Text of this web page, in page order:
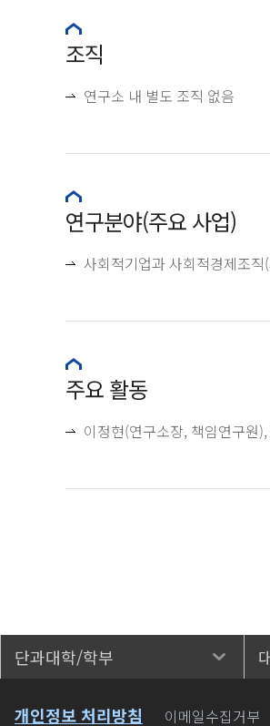
조직
연구소 내 별도 조직 없음
연구분야(주요 사업)
사회적기업과 사회적경제조
주요 활동
이정현(연구소장, 책임연구원
단과대학/학부
개인정보 처리방침 이메일수집거부